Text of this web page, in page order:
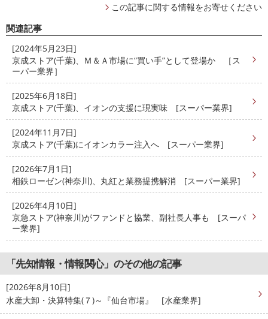
この記事に関する情報をお寄せください
関連記事
[2024年5月23日]
京成ストア(千葉)、Ｍ＆Ａ市場に“買い手”として登場か ［ス
ーパー業界］
[2025年6月18日]
京成ストア(千葉)、イオンの支援に現実味 [スーパー業界]
[2024年11月7日]
京成ストア(千葉)にイオンカラー注入へ [スーパー業界]
[2026年7月1日]
相鉄ローゼン(神奈川)、丸紅と業務提携解消 [スーパー業界]
[2026年4月10日]
京急ストア(神奈川)がファンドと協業、副社長人事も [スーパ
ー業界]
「先知情報・情報関心」のその他の記事
[2026年8月10日]
水産大卸・決算特集(７)～『仙台市場』 [水産業界]